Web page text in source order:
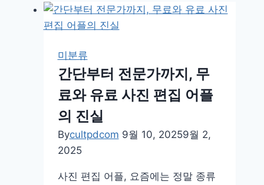
미분류
간단부터 전문가까지, 무
료와 유료 사진 편집 어플
의 진실
Bycultpdcom 9월 10, 20259월 2,
2025
사진 편집 어플, 요즘에는 정말 종류